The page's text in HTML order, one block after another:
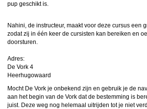
pup geschikt is.
Nahini, de instructeur, maakt voor deze cursus een
zodat zij in één keer de cursisten kan bereiken en
doorsturen.
Adres:
De Vork 4
Heerhugowaard
Mocht De Vork je onbekend zijn en gebruik je de
aan het begin van de Vork dat de bestemming is
juist. Deze weg nog helemaal uitrijden tot je niet